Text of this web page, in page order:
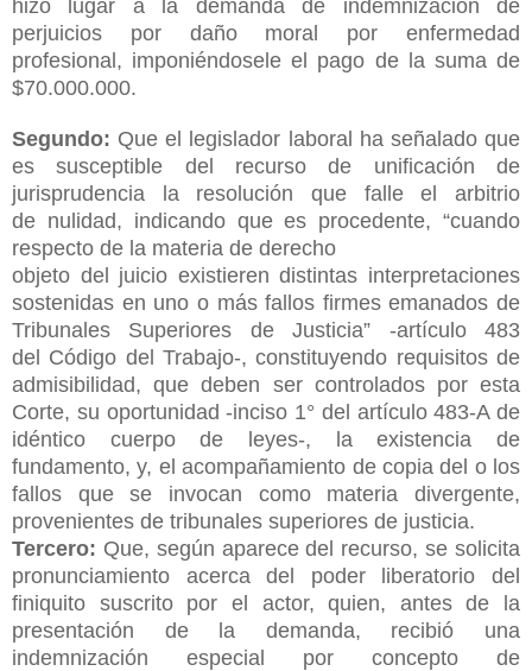
hizo lugar a la demanda de indemnización de
perjuicios por daño moral por enfermedad
profesional, imponiéndosele el pago de la suma de
$70.000.000.
Segundo: Que el legislador laboral ha señalado que
es susceptible del recurso de unificación de
jurisprudencia la resolución que falle el arbitrio
de nulidad, indicando que es procedente, “cuando
respecto de la materia de derecho
objeto del juicio existieren distintas interpretaciones
sostenidas en uno o másfallos firmes emanados de
Tribunales Superiores de Justicia” -artículo 483
del Código del Trabajo-, constituyendo requisitos de
admisibilidad, que deben ser controlados por esta
Corte, su oportunidad -inciso 1° del artículo 483-A de
idéntico cuerpo de leyes-, la existencia de
fundamento, y, el acompañamiento de copia del o los
fallos que se invocan como materia divergente,
provenientes de tribunales superiores de justicia.
Tercero: Que, según aparece del recurso, se solicita
pronunciamiento acercadel poder liberatorio del
finiquito suscrito por el actor, quien, antes de la
presentación de la demanda, recibió una
indemnización especial por concepto de